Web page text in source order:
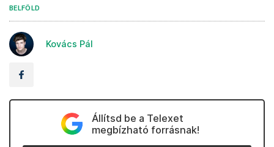
BELFÖLD
Kovács Pál
Állítsd be a Telexet
megbízható forrásnak!